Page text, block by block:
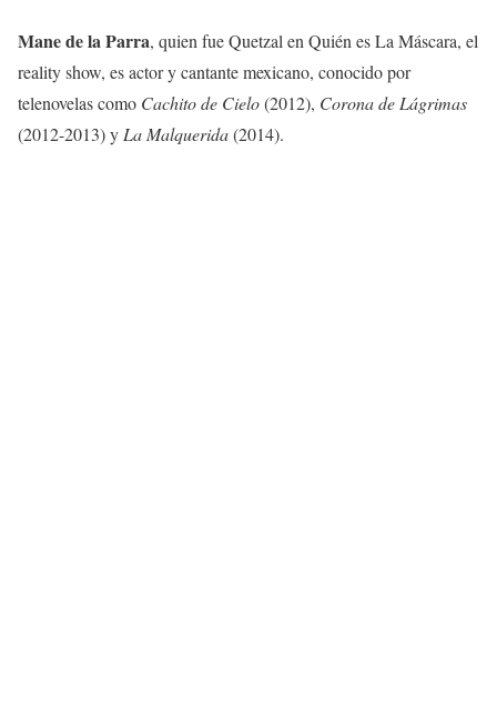
Mane de la Parra, quien fue Quetzal en Quién es La Máscara, el
reality show, es actor y cantante mexicano, conocido por
telenovelas como Cachito de Cielo(2012), Corona de Lágrimas
(2012-2013) y La Malquerida(2014).